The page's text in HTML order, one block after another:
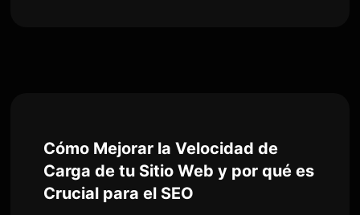
Cómo Mejorar la Velocidad de
Carga de tu Sitio Web y por qué es
Crucial para el SEO